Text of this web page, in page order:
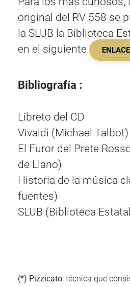
original del RV 558 se
la SLUB la Biblioteca
en el siguiente
ENLACE
Bibliografía :
Libreto del CD
Vivaldi (Michael Talbot)
El Furor del Prete
de Llano)
Historia de la música
fuentes)
SLUB (Biblioteca
(*) Pizzicato: técnica que